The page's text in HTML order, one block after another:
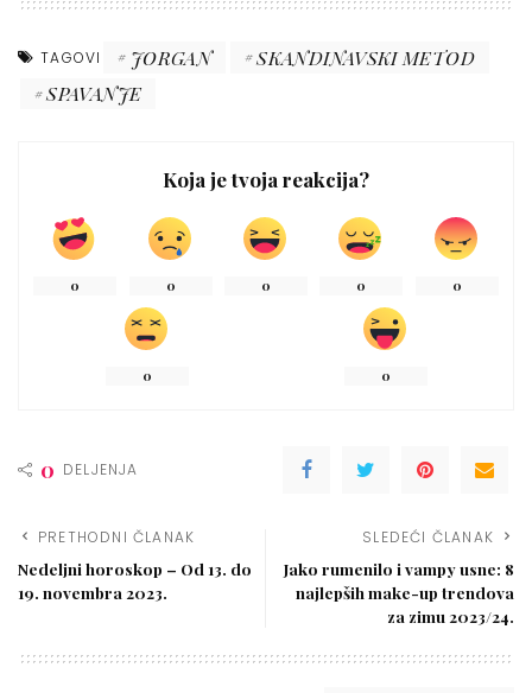
TAGOVI JORGAN
SKANDINAVSKI METOD
SPAVANJE
Koja je tvoja reakcija?
0 0 0 0 0
0 0
0 DELJENJA
PRETHODNI ČLANAK
Nedeljni horoskop – Od 13. do
19. novembra 2023.
SLEDEĆI ČLANAK
Jako rumenilo i vampy usne: 8
najlepših make-up trendova
za zimu 2023/24.